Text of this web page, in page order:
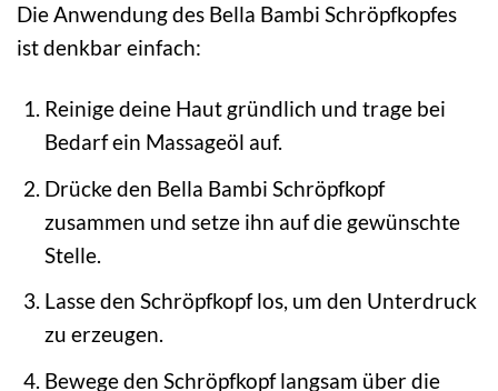
Die Anwendung des Bella Bambi Schröpfkopfes
ist denkbar einfach:
Reinige deine Haut gründlich und trage bei
Bedarf ein Massageöl auf.
Drücke den Bella Bambi Schröpfkopf
zusammen und setze ihn auf die gewünschte
Stelle.
Lasse den Schröpfkopf los, um den Unterdruck
zu erzeugen.
Bewege den Schröpfkopf langsam über die